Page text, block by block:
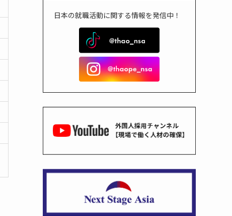
日本の就職活動に関する情報を発信中！